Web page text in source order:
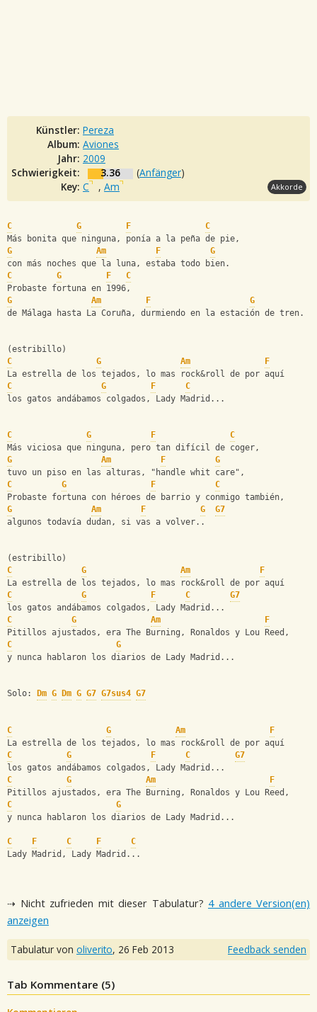
Künstler: Pereza
Album: Aviones
Jahr: 2009
Schwierigkeit:
3.36 (Anfänger)
Key: C , Am Akkorde
C G F
C
Más bonita que ninguna, ponía a la peña de pie,
G
Am F
G
con más noches que la luna, estaba todo bien.
C
G F
C
Probaste fortuna en 1996,
G
Am F
G
de Málaga hasta La Coruña, durmiendo en la estación de tren.
(estribillo)
C
G Am
F
La estrella de los tejados, lo mas rock&roll de por aquí
C
G F
C
los gatos andábamos colgados, Lady Madrid...
C G F
C
Más viciosa que ninguna, pero tan difícil de coger,
G
Am F
G
tuvo un piso en las alturas, "handle whit care",
C
G F
C
Probaste fortuna con héroes de barrio y conmigo también,
G
Am F G
G7
algunos todavía dudan, si vas a volver..
(estribillo)
C
G Am
F
La estrella de los tejados, lo mas rock&roll de por aquí
C
G F C
G7
los gatos andábamos colgados, Lady Madrid...
C
G Am
F
Pitillos ajustados, era The Burning, Ronaldos y Lou Reed,
C
G
y nunca hablaron los diarios de Lady Madrid...
Solo: Dm G Dm G G7 G7sus4 G7
C G Am
F
La estrella de los tejados, lo mas rock&roll de por aquí
C
G F C
G7
los gatos andábamos colgados, Lady Madrid...
C
G Am
F
Pitillos ajustados, era The Burning, Ronaldos y Lou Reed,
C
G
y nunca hablaron los diarios de Lady Madrid...
C F C F
C
Lady Madrid, Lady Madrid...
⇢ Nicht zufrieden mit dieser Tabulatur? 4 andere Version(en)
anzeigen
Tabulatur von oliverito, 26 Feb 2013 Feedback senden
Tab Kommentare (5)